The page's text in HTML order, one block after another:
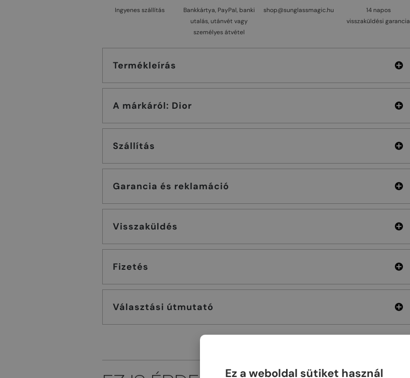
Ingyenes szállítás
Bankkártya, PayPal, banki
utalás, utánvét vagy
személyes átvétel
shop@sunglassmagic.hu
14 napos
visszaküldési garancia
Termékleírás
A márkáról: Dior
Szállítás
Garancia és reklamáció
Visszaküldés
Fizetés
Választási útmutató
Ez a weboldal sütiket használ